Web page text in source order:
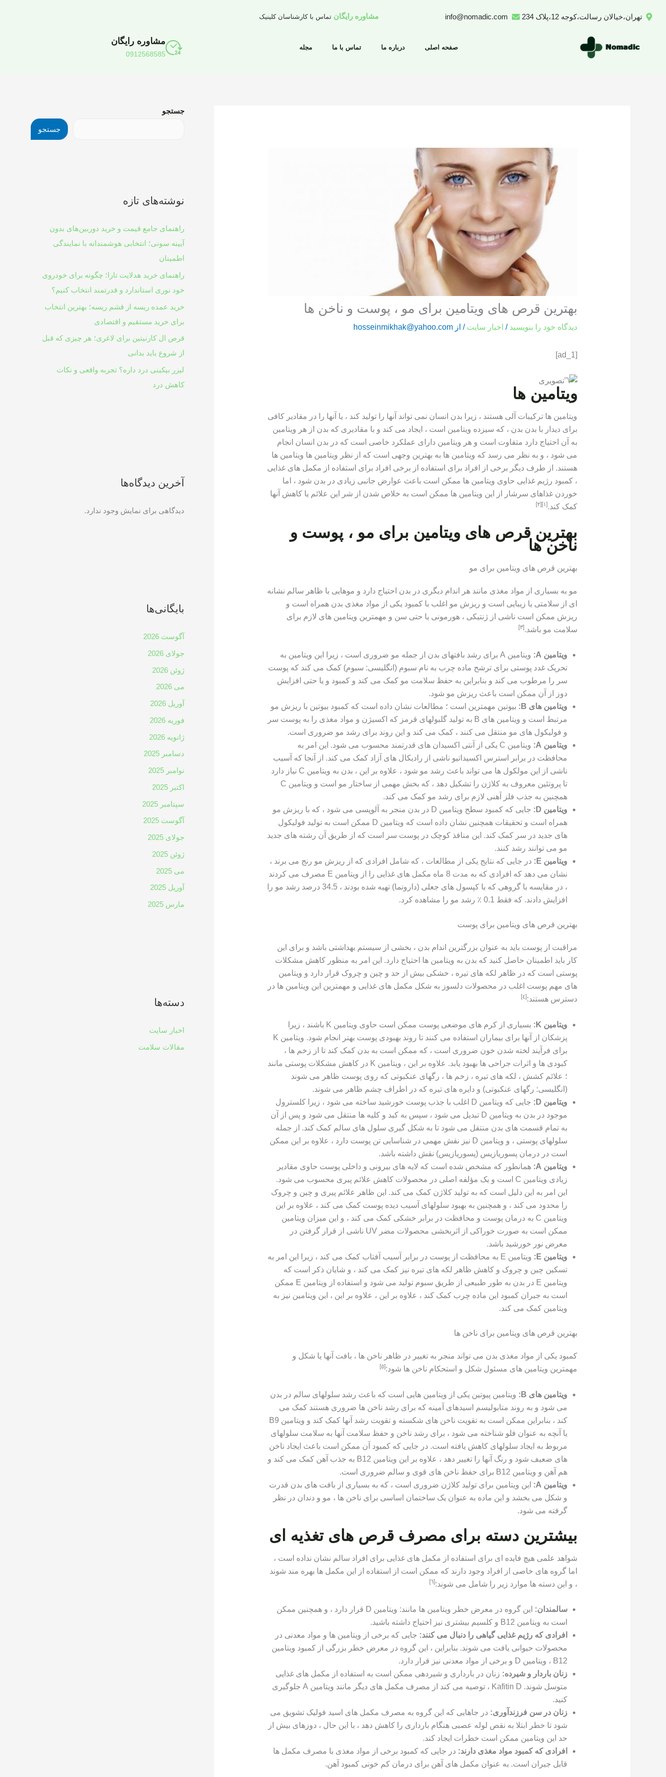
تهران،خیالان رسالت،کوجه 12،پلاک 234 info@nomadic.com مشاوره رایگان تماس با کارشناسان کلینیک
صفحه اصلی درباره ما تماس با ما مجله
مشاوره رایگان
0912568585
بهترین قرص های ویتامین برای مو ، پوست و ناخن ها
دیدگاه‌ خود را بنویسید / اخبار سایت / از hosseinmikhak@yahoo.com
[ad_1]
ویتامین ها
ویتامین ها ترکیبات آلی هستند ، زیرا بدن انسان نمی تواند آنها را تولید کند ، یا آنها را در مقادیر کافی
برای دیدار با بدن بدن ، که سیزده ویتامین است ، ایجاد می کند و با مقادیری که بدن از هر ویتامین
به آن احتیاج دارد متفاوت است و هر ویتامین دارای عملکرد خاصی است که در بدن انسان انجام
می شود ، و به نظر می رسد که ویتامین ها به بهترین وجهی است که از نظر ویتامین ها ویتامین ها
هستند. از طرف دیگر برخی از افراد برای استفاده از برخی افراد برای استفاده از مکمل های غذایی
، کمبود رژیم غذایی حاوی ویتامین ها ممکن است باعث عوارض جانبی زیادی در بدن شود ، اما
خوردن غذاهای سرشار از این ویتامین ها ممکن است به خلاص شدن از شر این علائم یا کاهش آنها
کمک کند.[١] [٢]
بهترین قرص های ویتامین برای مو ، پوست و
ناخن ها
بهترین قرص های ویتامین برای مو
مو به بسیاری از مواد مغذی مانند هر اندام دیگری در بدن احتیاج دارد و موهایی با ظاهر سالم نشانه
ای از سلامتی یا زیبایی است و ریزش مو اغلب با کمبود یکی از مواد مغذی بدن همراه است و
ریزش ممکن است ناشی از ژنتیکی ، هورمونی یا حتی سن و مهمترین ویتامین های لازم برای
سلامت مو باشد.[٣]
ویتامین A:
ویتامین A برای رشد بافتهای بدن از جمله مو ضروری است ، زیرا این ویتامین به
تحریک غدد پوستی برای ترشح ماده چرب به نام سبوم (انگلیسی: سبوم) کمک می کند که پوست
سر را مرطوب می کند و بنابراین به حفظ سلامت مو کمک می کند و کمبود و یا حتی افزایش
دوز از آن ممکن است باعث ریزش مو شود.
ویتامین های B:
بیوتین مهمترین است ؛ مطالعات نشان داده است که کمبود بیوتین با ریزش مو
مرتبط است و ویتامین های B به تولید گلبولهای قرمز که اکسیژن و مواد مغذی را به پوست سر
و فولیکول های مو منتقل می کنند ، کمک می کند و این روند برای رشد مو ضروری است.
ویتامین A:
ویتامین C یکی از آنتی اکسیدان های قدرتمند محسوب می شود. این امر به
محافظت در برابر استرس اکسیداتیو ناشی از رادیکال های آزاد کمک می کند. از آنجا که آسیب
ناشی از این مولکول ها می تواند باعث رشد مو شود ، علاوه بر این ، بدن به ویتامین C نیاز دارد
تا پروتئین معروف به کلاژن را تشکیل دهد ، که بخش مهمی از ساختار مو است و ویتامین C
همچنین به جذب فلز آهنی لازم برای رشد مو کمک می کند.
ویتامین D:
جایی که کمبود سطح ویتامین D در بدن منجر به آلوپسی می شود ، که با ریزش مو
همراه است و تحقیقات همچنین نشان داده است که ویتامین D ممکن است به تولید فولیکول
های جدید در سر کمک کند. این منافذ کوچک در پوست سر است که از طریق آن رشته های جدید
مو می توانند رشد کنند.
ویتامین E:
در جایی که نتایج یکی از مطالعات ، که شامل افرادی که از ریزش مو رنج می برند ،
نشان می دهد که افرادی که به مدت 8 ماه مکمل های غذایی را از ویتامین E مصرف می کردند
، در مقایسه با گروهی که با کپسول های جعلی (دارونما) تهیه شده بودند ، 34.5 درصد رشد مو را
افزایش دادند. که فقط 0.1 ٪ رشد مو را مشاهده کرد.
بهترین قرص های ویتامین برای پوست
مراقبت از پوست باید به عنوان بزرگترین اندام بدن ، بخشی از سیستم بهداشتی باشد و برای این
کار باید اطمینان حاصل کنید که بدن به ویتامین ها احتیاج دارد. این امر به منظور کاهش مشکلات
پوستی است که در ظاهر لکه های تیره ، خشکی بیش از حد و چین و چروک قرار دارد و ویتامین
های مهم پوست اغلب در محصولات دلسوز به شکل مکمل های غذایی و مهمترین این ویتامین ها در
دسترس هستند:[٤]
ویتامین K:
بسیاری از کرم های موضعی پوست ممکن است حاوی ویتامین K باشند ، زیرا
پزشکان از آنها برای بیماران استفاده می کنند تا روند بهبودی پوست بهتر انجام شود. ویتامین K
برای فرآیند لخته شدن خون ضروری است ، که ممکن است به بدن کمک کند تا از زخم ها ،
کبودی ها و اثرات جراحی ها بهبود یابد. علاوه بر این ، ویتامین K در کاهش مشکلات پوستی مانند
؛ علائم کشش ، لکه های تیره ، زخم ها ، رگهای عنکبوتی که روی پوست ظاهر می شوند
(انگلیسی: رگهای عنکبوتی) و دایره های تیره که در اطراف چشم ظاهر می شوند.
ویتامین D:
جایی که ویتامین D اغلب با جذب پوست خورشید ساخته می شود ، زیرا کلسترول
موجود در بدن به ویتامین D تبدیل می شود ، سپس به کبد و کلیه ها منتقل می شود و پس از آن
به تمام قسمت های بدن منتقل می شود تا به شکل گیری سلول های سالم کمک کند. از جمله
سلولهای پوستی ، و ویتامین D نیز نقش مهمی در شناسایی تن پوست دارد ، علاوه بر این ممکن
است در درمان پسوریازیس (پسوریازیس) نقش داشته باشد.
ویتامین A:
همانطور که مشخص شده است که لایه های بیرونی و داخلی پوست حاوی مقادیر
زیادی ویتامین C است و یک مؤلفه اصلی در محصولات کاهش علائم پیری محسوب می شود.
این امر به این دلیل است که به تولید کلاژن کمک می کند. این ظاهر علائم پیری و چین و چروک
را محدود می کند ، و همچنین به بهبود سلولهای آسیب دیده پوست کمک می کند ، علاوه بر این
ویتامین C به درمان پوست و محافظت در برابر خشکی کمک می کند ، و این میزان ویتامین
ممکن است به صورت خوراکی از اثربخشی محصولات مضر UV ناشی از قرار گرفتن در
معرض نور خورشید باشد.
ویتامین E:
ویتامین E به محافظت از پوست در برابر آسیب آفتاب کمک می کند ، زیرا این امر به
تسکین چین و چروک و کاهش ظاهر لکه های تیره نیز کمک می کند ، و شایان ذکر است که
ویتامین E در بدن به طور طبیعی از طریق سبوم تولید می شود و استفاده از ویتامین E ممکن
است به جبران کمبود این ماده چرب کمک کند ، علاوه بر این ، علاوه بر این ، این ویتامین نیز به
ویتامین کمک می کند.
بهترین قرص های ویتامین برای ناخن ها
کمبود یکی از مواد مغذی بدن می تواند منجر به تغییر در ظاهر ناخن ها ، بافت آنها یا شکل و
مهمترین ویتامین های مسئول شکل و استحکام ناخن ها شود:[٥]
ویتامین های B:
ویتامین پیوتین یکی از ویتامین هایی است که باعث رشد سلولهای سالم در بدن
می شود و به روند متابولیسم اسیدهای آمینه که برای رشد ناخن ها ضروری هستند کمک می
کند ، بنابراین ممکن است به تقویت ناخن های شکسته و تقویت رشد آنها کمک کند و ویتامین B9
یا آنچه به عنوان فلو شناخته می شود ، برای رشد ناخن و حفظ سلامت آنها به سلامت سلولهای
مربوط به ایجاد سلولهای کاهش یافته است. در جایی که کمبود آن ممکن است باعث ایجاد ناخن
های ضعیف شود و رنگ آنها را تغییر دهد ، علاوه بر این ویتامین B12 به جذب آهن کمک می کند و
هم آهن و ویتامین B12 برای حفظ ناخن های قوی و سالم ضروری است.
ویتامین A:
این ویتامین برای تولید کلاژن ضروری است ، که به بسیاری از بافت های بدن قدرت
و شکل می بخشد و این ماده به عنوان یک ساختمان اساسی برای ناخن ها ، مو و دندان در نظر
گرفته می شود.
بیشترین دسته برای مصرف قرص های تغذیه ای
شواهد علمی هیچ فایده ای برای استفاده از مکمل های غذایی برای افراد سالم نشان نداده است ،
اما گروه های خاصی از افراد وجود دارند که ممکن است از استفاده از این مکمل ها بهره مند شوند
، و این دسته ها موارد زیر را شامل می شوند:[٦]
سالمندان:
این گروه در معرض خطر ویتامین ها مانند: ویتامین D قرار دارد ، و همچنین ممکن
است به ویتامین B12 و کلسیم بیشتری نیز احتیاج داشته باشید.
افرادی که رژیم غذایی گیاهی را دنبال می کنند: جایی که برخی از ویتامین ها و مواد معدنی در
محصولات حیوانی یافت می شوند. بنابراین ، این گروه در معرض خطر بزرگی از کمبود ویتامین
B12 ، ویتامین D و برخی از مواد معدنی نیز قرار دارد.
زنان باردار و شیرده: زنان در بارداری و شیردهی ممکن است به استفاده از مکمل های غذایی
متوسل شوند. Kafitin D ، توصیه می کند از مصرف مکمل های دیگر مانند ویتامین A جلوگیری
کنید.
زنان در سن فرزندآوری: در جاهایی که این گروه به مصرف مکمل های اسید فولیک تشویق می
شود تا خطر ابتلا به نقص لوله عصبی هنگام بارداری را کاهش دهد ، با این حال ، دوزهای بیش از
حد این ویتامین ممکن است خطرات ایجاد کند.
افرادی که کمبود مواد مغذی دارند: در جایی که کمبود برخی از مواد مغذی با مصرف مکمل ها
قابل جبران است. به عنوان مکمل های آهن برای درمان کم خونی کمبود آهن.
جستجو
جستجو
نوشته‌های تازه
راهنمای جامع قیمت و خرید دوربین‌های بدون
آیینه سونی؛ انتخابی هوشمندانه با نمایندگی
اطمینان
راهنمای خرید هدلایت تارا؛ چگونه برای خودروی
خود نوری استاندارد و قدرتمند انتخاب کنیم؟
خرید عمده ریسه از قشم ریسه؛ بهترین انتخاب
برای خرید مستقیم و اقتصادی
قرص ال کارنیتین برای لاغری؛ هر چیزی که قبل
از شروع باید بدانی
لیزر بیکینی درد داره؟ تجربه واقعی و نکات
کاهش درد
آخرین دیدگاه‌ها
دیدگاهی برای نمایش وجود ندارد.
بایگانی‌ها
آگوست 2026
جولای 2026
ژوئن 2026
می 2026
آوریل 2026
فوریه 2026
ژانویه 2026
دسامبر 2025
نوامبر 2025
اکتبر 2025
سپتامبر 2025
آگوست 2025
جولای 2025
ژوئن 2025
می 2025
آوریل 2025
مارس 2025
دسته‌ها
اخبار سایت
مقالات سلامت